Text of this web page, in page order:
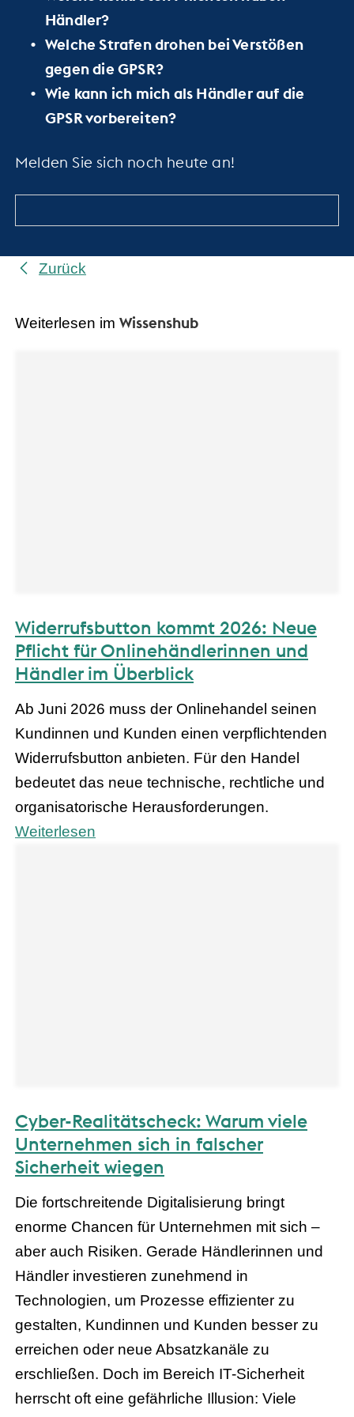
Händler?
Welche Strafen drohen bei Verstößen
gegen die GPSR?
Wie kann ich mich als Händler auf die
GPSR vorbereiten?
Melden Sie sich noch heute an!
Zurück
Weiterlesen im Wissenshub
Widerrufsbutton kommt 2026: Neue
Pflicht für Onlinehändlerinnen und
Händler im Überblick
Ab Juni 2026 muss der Onlinehandel seinen
Kundinnen und Kunden einen verpflichtenden
Widerrufsbutton anbieten. Für den Handel
bedeutet das neue technische, rechtliche und
organisatorische Herausforderungen.
Weiterlesen
Cyber-Realitätscheck: Warum viele
Unternehmen sich in falscher
Sicherheit wiegen
Die fortschreitende Digitalisierung bringt
enorme Chancen für Unternehmen mit sich –
aber auch Risiken. Gerade Händlerinnen und
Händler investieren zunehmend in
Technologien, um Prozesse effizienter zu
gestalten, Kundinnen und Kunden besser zu
erreichen oder neue Absatzkanäle zu
erschließen. Doch im Bereich IT-Sicherheit
herrscht oft eine gefährliche Illusion: Viele